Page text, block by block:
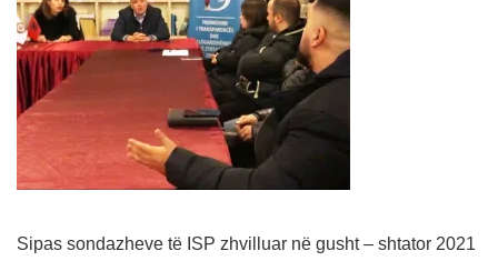
Sipas sondazheve të ISP zhvilluar në gusht – shtator 2021